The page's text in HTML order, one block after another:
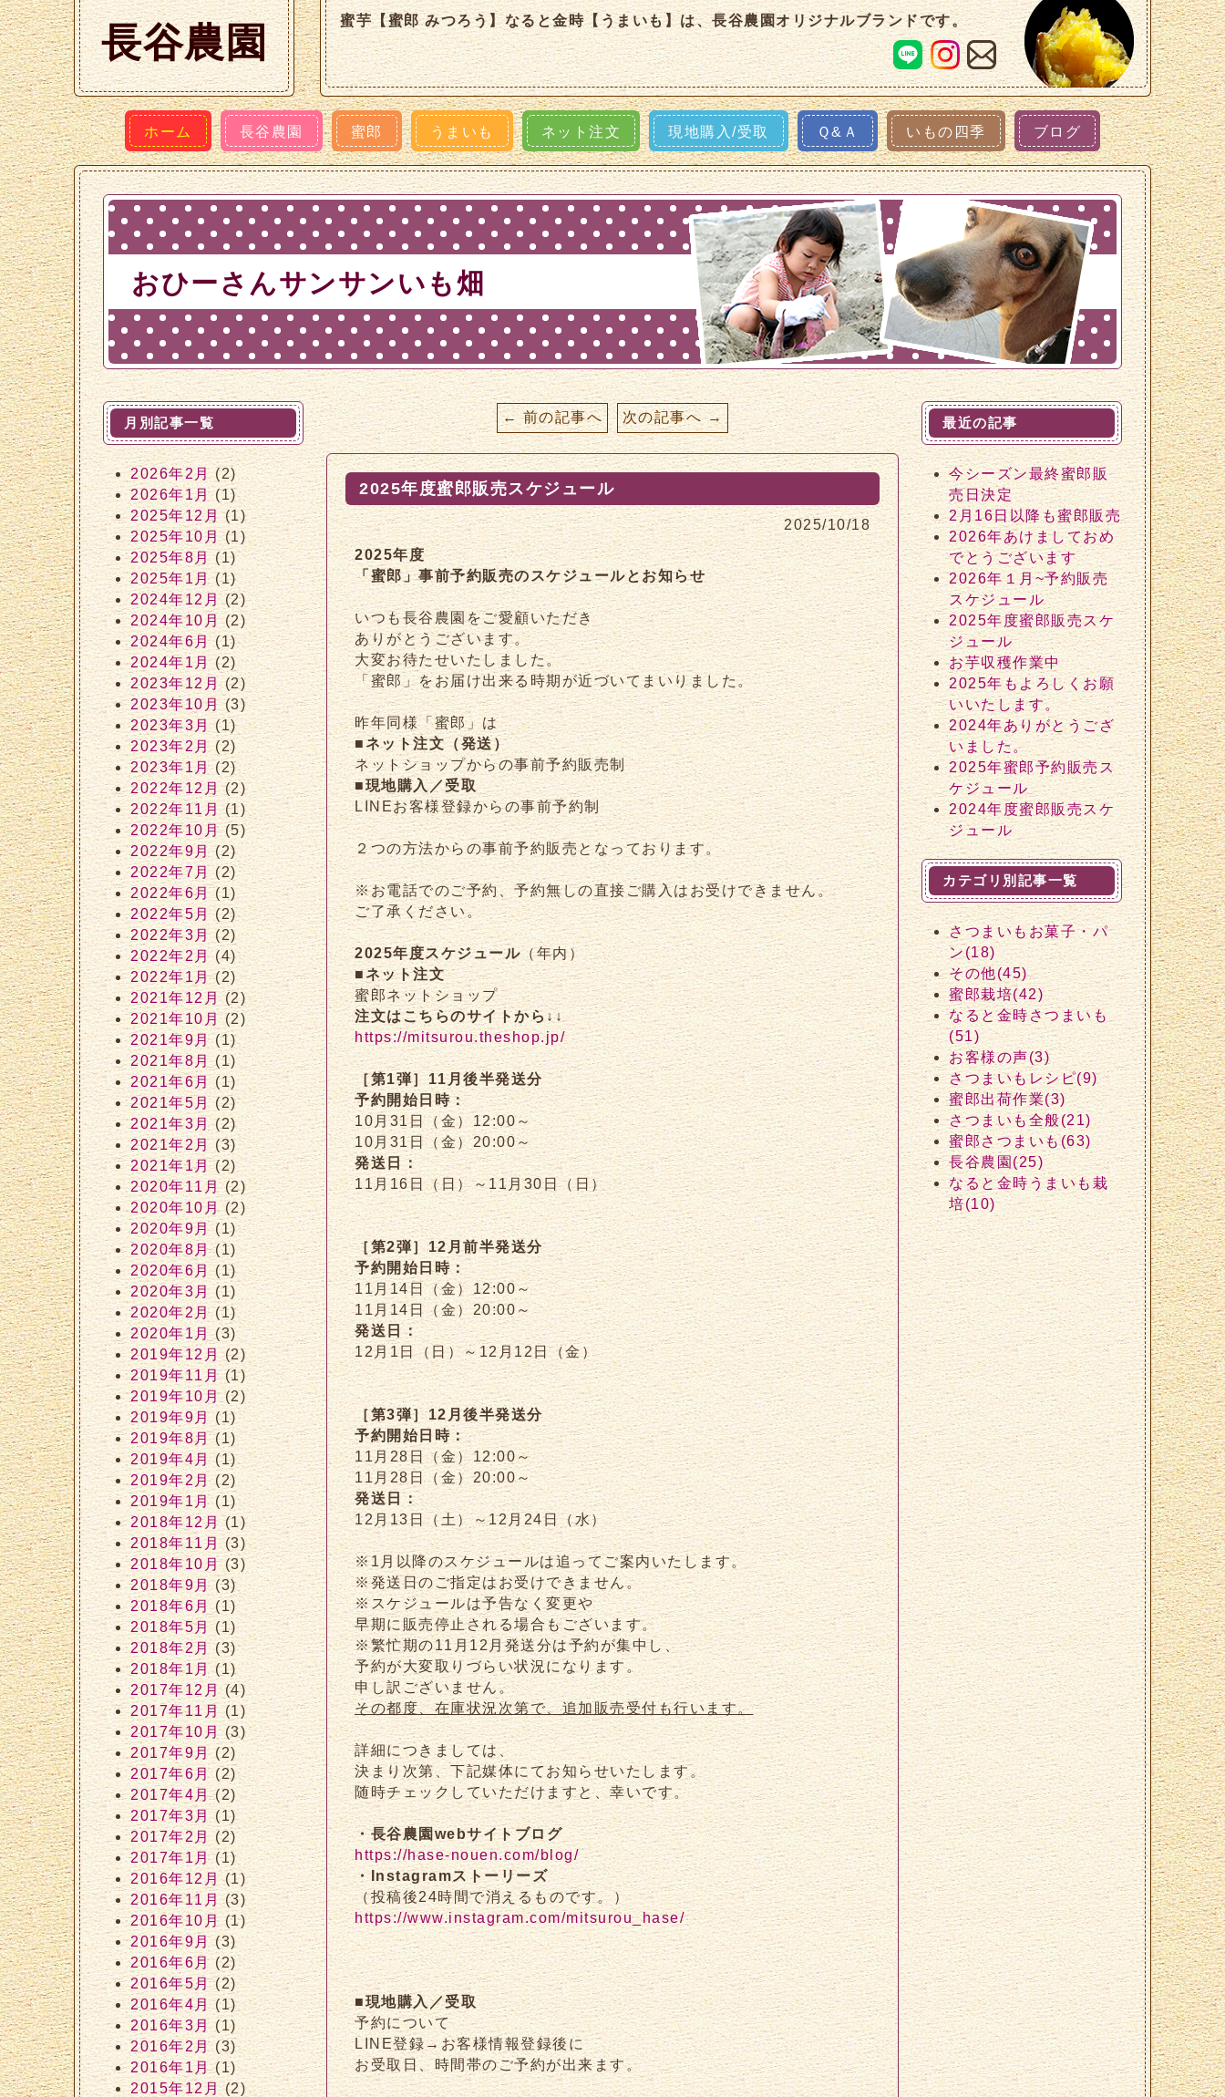
長谷農園
蜜芋【蜜郎 みつろう】なると金時【うまいも】は、長谷農園オリジナルブランドです。
ホーム 長谷農園 蜜郎 うまいも ネット注文 現地購入/受取 Ｑ&Ａ いもの四季 ブログ
おひーさんサンサンいも畑
← 前の記事へ 次の記事へ →
2025年度蜜郎販売スケジュール
2025/10/18
2025年度
「蜜郎」事前予約販売のスケジュールとお知らせ
いつも長谷農園をご愛顧いただき
ありがとうございます。
大変お待たせいたしました。
「蜜郎」をお届け出来る時期が近づいてまいりました。
昨年同様「蜜郎」は
■ネット注文（発送）
ネットショップからの事前予約販売制
■現地購入／受取
LINEお客様登録からの事前予約制
２つの方法からの事前予約販売となっております。
※お電話でのご予約、予約無しの直接ご購入はお受けできません。
ご了承ください。
2025年度スケジュール（年内）
■ネット注文
蜜郎ネットショップ
注文はこちらのサイトから↓↓
https://mitsurou.theshop.jp/
［第1弾］11月後半発送分
予約開始日時：
10月31日（金）12:00～
10月31日（金）20:00～
発送日：
11月16日（日）～11月30日（日）
［第2弾］12月前半発送分
予約開始日時：
11月14日（金）12:00～
11月14日（金）20:00～
発送日：
12月1日（日）～12月12日（金）
［第3弾］12月後半発送分
予約開始日時：
11月28日（金）12:00～
11月28日（金）20:00～
発送日：
12月13日（土）～12月24日（水）
※1月以降のスケジュールは追ってご案内いたします。
※発送日のご指定はお受けできません。
※スケジュールは予告なく変更や
早期に販売停止される場合もございます。
※繁忙期の11月12月発送分は予約が集中し、
予約が大変取りづらい状況になります。
申し訳ございません。
その都度、在庫状況次第で、追加販売受付も行います。
詳細につきましては、
決まり次第、下記媒体にてお知らせいたします。
随時チェックしていただけますと、幸いです。
・長谷農園webサイトブログ
https://hase-nouen.com/blog/
・Instagramストーリーズ
（投稿後24時間で消えるものです。）
https://www.instagram.com/mitsurou_hase/
■現地購入／受取
予約について
LINE登録→お客様情報登録後に
お受取日、時間帯のご予約が出来ます。
最近の記事
今シーズン最終蜜郎販
売日決定
2月16日以降も蜜郎販売
2026年あけましておめ
でとうございます
2026年１月~予約販売
スケジュール
2025年度蜜郎販売スケ
ジュール
お芋収穫作業中
2025年もよろしくお願
いいたします。
2024年ありがとうござ
いました。
2025年蜜郎予約販売ス
ケジュール
2024年度蜜郎販売スケ
ジュール
カテゴリ別記事一覧
さつまいもお菓子・パ
ン(18)
その他(45)
蜜郎栽培(42)
なると金時さつまいも
(51)
お客様の声(3)
さつまいもレシピ(9)
蜜郎出荷作業(3)
さつまいも全般(21)
蜜郎さつまいも(63)
長谷農園(25)
なると金時うまいも栽
培(10)
月別記事一覧
2026年2月(2)
2026年1月(1)
2025年12月(1)
2025年10月(1)
2025年8月(1)
2025年1月(1)
2024年12月(2)
2024年10月(2)
2024年6月(1)
2024年1月(2)
2023年12月(2)
2023年10月(3)
2023年3月 (1)
2023年2月(2)
2023年1月(2)
2022年12月(2)
2022年11月(1)
2022年10月(5)
2022年9月(2)
2022年7月(2)
2022年6月(1)
2022年5月(2)
2022年3月(2)
2022年2月(4)
2022年1月(2)
2021年12月(2)
2021年10月(2)
2021年9月(1)
2021年8月(1)
2021年6月(1)
2021年5月(2)
2021年3月(2)
2021年2月(3)
2021年1月(2)
2020年11月(2)
2020年10月(2)
2020年9月(1)
2020年8月(1)
2020年6月 (1)
2020年3月(1)
2020年2月(1)
2020年1月(3)
2019年12月(2)
2019年11月(1)
2019年10月(2)
2019年9月(1)
2019年8月(1)
2019年4月(1)
2019年2月(2)
2019年1月(1)
2018年12月(1)
2018年11月(3)
2018年10月(3)
2018年9月(3)
2018年6月(1)
2018年5月(1)
2018年2月(3)
2018年1月(1)
2017年12月(4)
2017年11月(1)
2017年10月(3)
2017年9月(2)
2017年6月(2)
2017年4月(2)
2017年3月(1)
2017年2月(2)
2017年1月(1)
2016年12月(1)
2016年11月(3)
2016年10月(1)
2016年9月(3)
2016年6月(2)
2016年5月(2)
2016年4月(1)
2016年3月(1)
2016年2月(3)
2016年1月(1)
2015年12月(2)